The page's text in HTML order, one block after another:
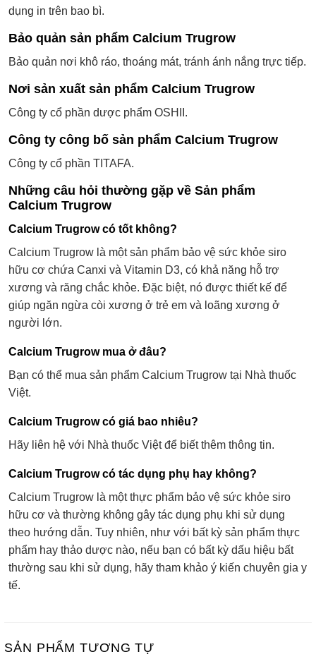
dụng in trên bao bì.
Bảo quản sản phẩm Calcium Trugrow
Bảo quản nơi khô ráo, thoáng mát, tránh ánh nắng trực tiếp.
Nơi sản xuất sản phẩm Calcium Trugrow
Công ty cổ phần dược phẩm OSHII.
Công ty công bố sản phẩm Calcium Trugrow
Công ty cổ phần TITAFA.
Những câu hỏi thường gặp về Sản phẩm
Calcium Trugrow
Calcium Trugrow có tốt không?
Calcium Trugrow là một sản phẩm bảo vệ sức khỏe siro
hữu cơ chứa Canxi và Vitamin D3, có khả năng hỗ trợ
xương và răng chắc khỏe. Đặc biệt, nó được thiết kế để
giúp ngăn ngừa còi xương ở trẻ em và loãng xương ở
người lớn.
Calcium Trugrow mua ở đâu?
Bạn có thể mua sản phẩm Calcium Trugrow tại Nhà thuốc
Việt.
Calcium Trugrow có giá bao nhiêu?
Hãy liên hệ với Nhà thuốc Việt để biết thêm thông tin.
Calcium Trugrow có tác dụng phụ hay không?
Calcium Trugrow là một thực phẩm bảo vệ sức khỏe siro
hữu cơ và thường không gây tác dụng phụ khi sử dụng
theo hướng dẫn. Tuy nhiên, như với bất kỳ sản phẩm thực
phẩm hay thảo dược nào, nếu bạn có bất kỳ dấu hiệu bất
thường sau khi sử dụng, hãy tham khảo ý kiến chuyên gia y
tế.
SẢN PHẨM TƯƠNG TỰ